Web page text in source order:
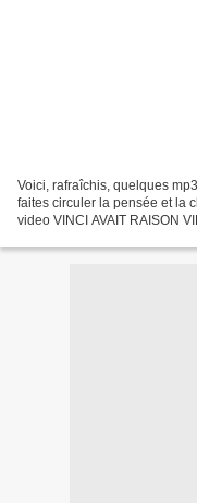
Voici, rafraîchis, quelques
faites circuler la pensée et la
video VINCI AVAIT RAISON